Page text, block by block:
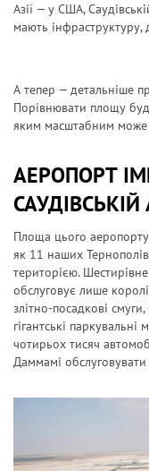
Азії — у США,
мають інфраструктуру,
А тепер — детальніше
Порівнювати площу
яким масштабним може
АЕРОПОРТ
САУДІВСЬКІЙ
Площа цього
як 11 наших
територією.
обслуговує лише
злітно-посадкові
гігантські
чотирьох тисяч
Даммамі обслуговувати